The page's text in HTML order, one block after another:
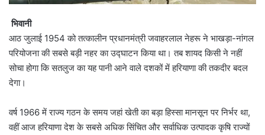
भिवानी
आठ जुलाई 1954 को तत्कालीन प्रधानमंत्री जवाहरलाल नेहरू ने भाखड़ा-नांगल
परियोजना की सबसे बड़ी नहर का उद्घाटन किया था। तब शायद किसी ने नहीं
सोचा होगा कि सतलुज का यह पानी आने वाले दशकों में हरियाणा की तकदीर बदल
देगा।
वर्ष 1966 में राज्य गठन के समय जहां खेती का बड़ा हिस्सा मानसून पर निर्भर था,
वहीं आज हरियाणा देश के सबसे अधिक सिंचित और सर्वाधिक उत्पादक कृषि राज्यों